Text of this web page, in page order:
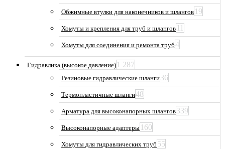
Обжимные втулки для наконечников и шлангов 19
Хомуты и крепления для труб и шлангов 11
Хомуты для соединения и ремонта труб4
Гидравлика (высокое давление) 1 287
Резиновые гидравлические шланги36
Термопластичные шланги48
Арматура для высоконапорных шлангов339
Высоконапорные адаптеры 160
Хомуты для гидравлических труб 55